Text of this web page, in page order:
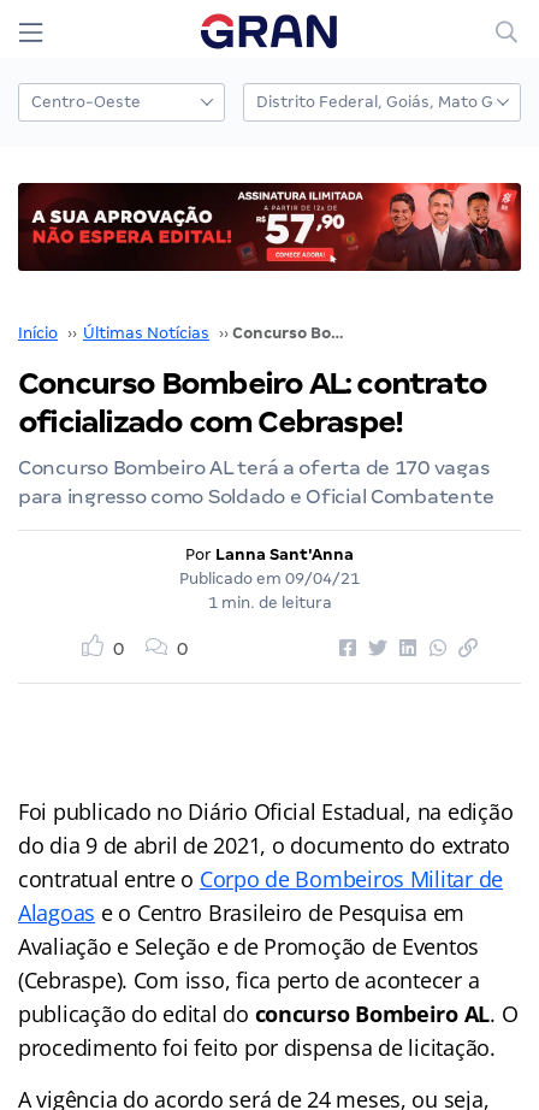
Início ›› Últimas Notícias ›› Concurso Bombeiro AL: contrato oficializado com Cebraspe!
Concurso Bombeiro AL: contrato
oficializado com Cebraspe!
Concurso Bombeiro AL terá a oferta de 170 vagas
para ingresso como Soldado e Oficial Combatente
Por Lanna Sant'Anna
Publicado em 09/04/21
1 min. de leitura
0 0
Foi publicado no Diário Oficial Estadual, na edição
do dia 9 de abril de 2021, o documento do extrato
contratual entre o Corpo de Bombeiros Militar de
Alagoas e o Centro Brasileiro de Pesquisa em
Avaliação e Seleção e de Promoção de Eventos
(Cebraspe). Com isso, fica perto de acontecer a
publicação do edital do concurso Bombeiro AL. O
procedimento foi feito por dispensa de licitação.
A vigência do acordo será de 24 meses, ou seja,